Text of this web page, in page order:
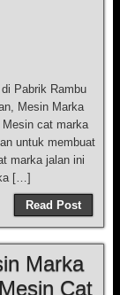
Pabrik Rambu
Mesin Marka
cat marka
untuk membuat
marka jalan ini
[…]
Read Post
Marka
Cat